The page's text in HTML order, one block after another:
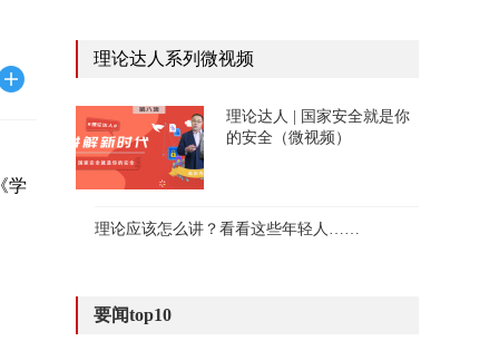
学
理论达人系列微视频
理论达人 | 国家安全就是你
的安全（微视频）
理论应该怎么讲？看看这些年轻人……
要闻top10